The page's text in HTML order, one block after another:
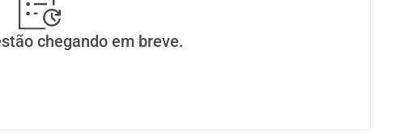
chegando em breve.